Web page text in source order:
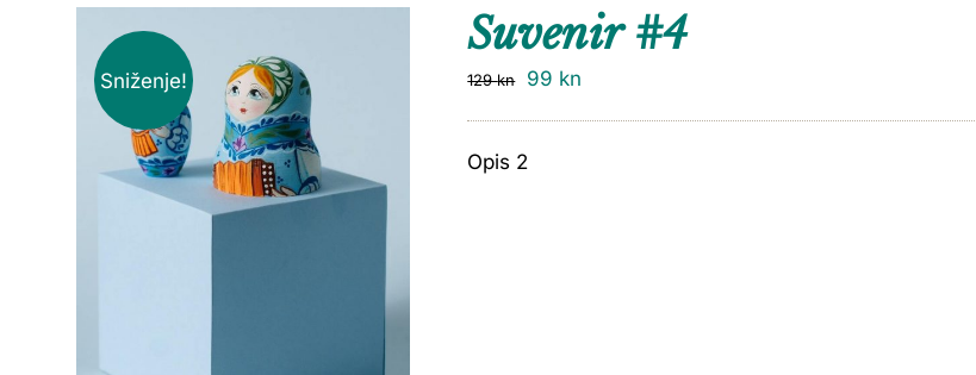
Sniženje!
Suvenir #4
129kn 99 kn
Opis 2